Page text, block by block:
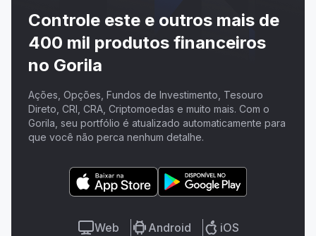
Controle este e outros mais de
400 mil produtos financeiros
no Gorila
Ações, Opções, Fundos de Investimento, Tesouro
Direto, CRI, CRA, Criptomoedas e muito mais. Com o
Gorila, seu portfólio é atualizado automaticamente para
que você não perca nenhum detalhe.
Web Android iOS